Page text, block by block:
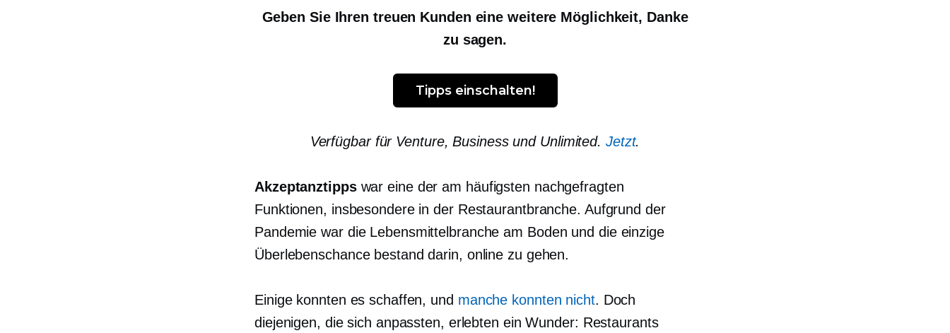
Geben Sie Ihren treuen Kunden eine weitere Möglichkeit, Danke
zu sagen.
Tipps einschalten!
Verfügbar für Venture, Business und Unlimited. Jetzt.
Akzeptanztippswar eine der am häufigsten nachgefragten
Funktionen, insbesondere in der Restaurantbranche. Aufgrund der
Pandemie war die Lebensmittelbranche am Boden und die einzige
Überlebenschance bestand darin, online zu gehen.
Einige konnten es schaffen, und manche konnten nicht. Doch
diejenigen, die sich anpassten, erlebten ein Wunder: Restaurants